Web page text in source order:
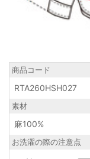
商品コード
RTA260HSH027
素材
麻100%
お洗濯の際の注意点